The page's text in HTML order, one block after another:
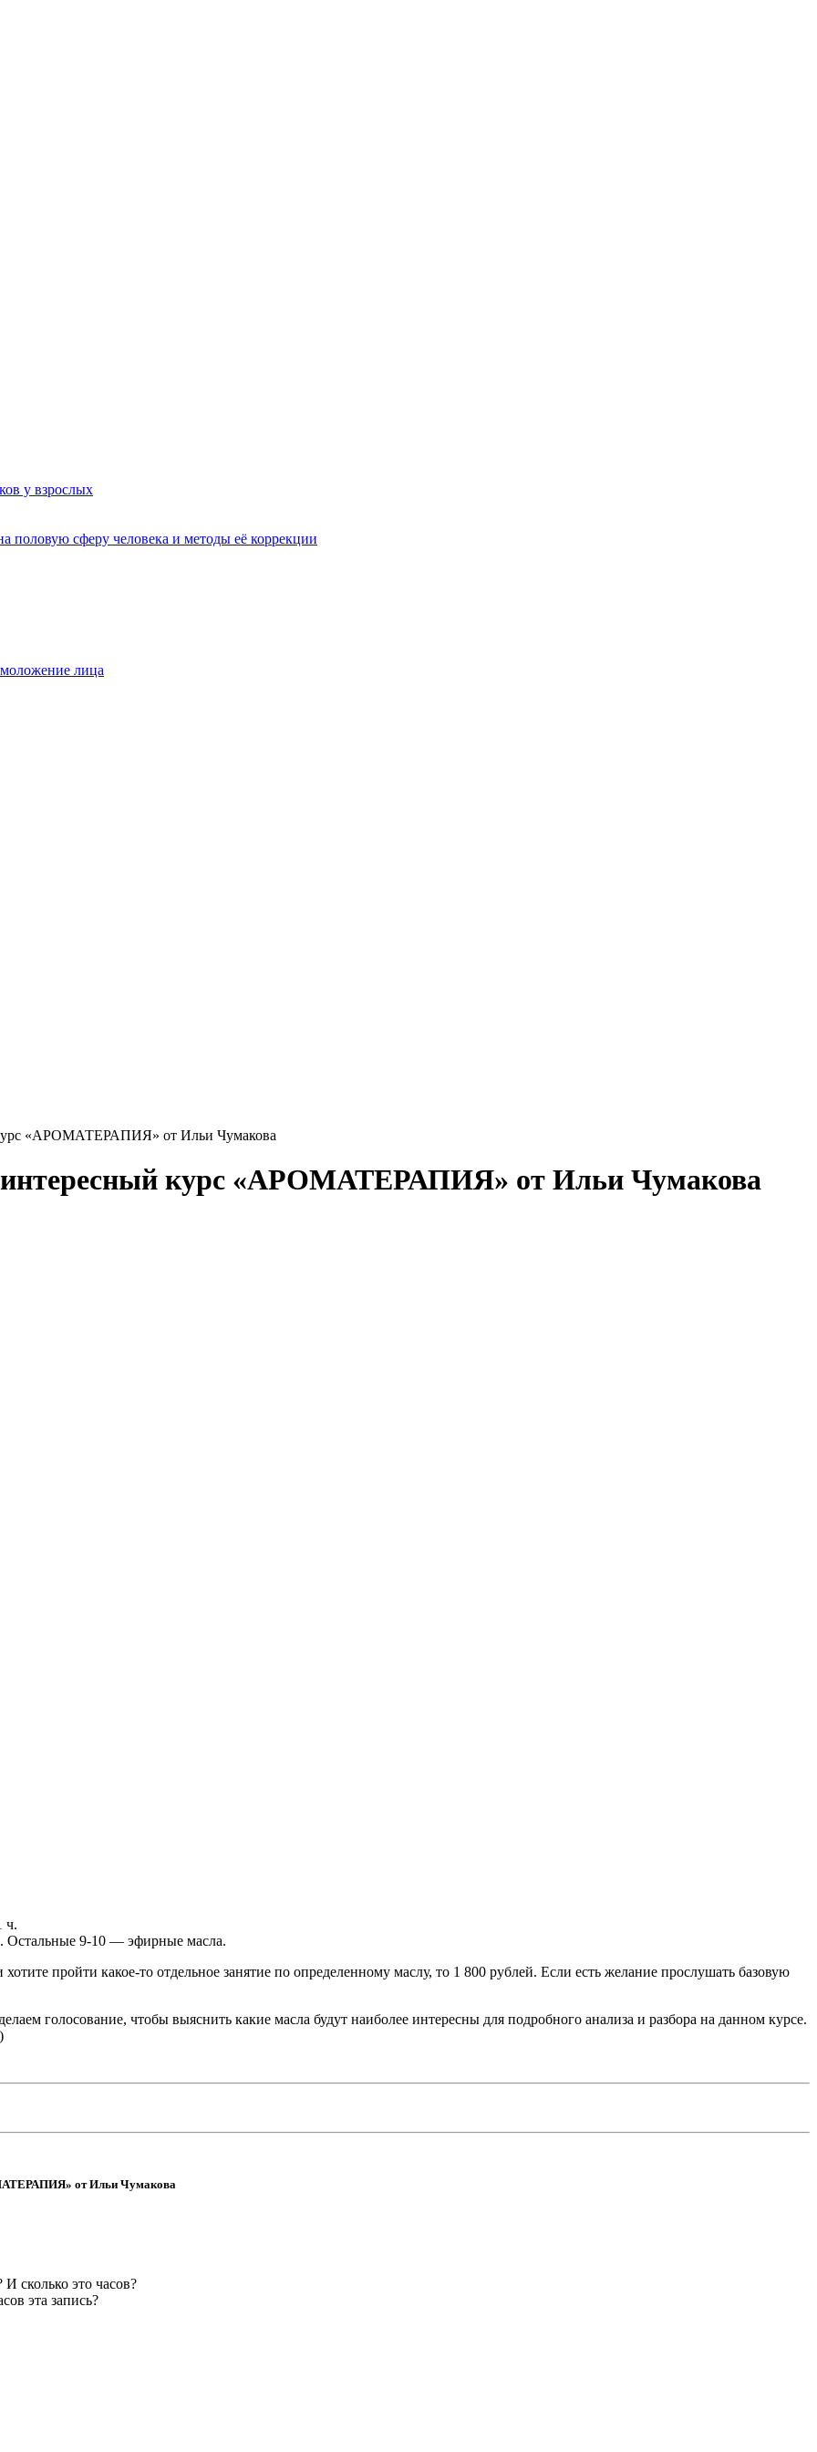
у взрослых
половую сферу человека и методы её коррекции
лица
«АРОМАТЕРАПИЯ» от Ильи Чумакова
курс «АРОМАТЕРАПИЯ» от Ильи Чумакова
ч.
Остальные 9-10 — эфирные масла.
пройти какое-то отдельное занятие по определенному маслу, то 1 800 рублей. Если есть желание прослушать базовую
голосование, чтобы выяснить какие масла будут наиболее интересны для подробного анализа и разбора на данном курсе.
от Ильи Чумакова
сколько это часов?
эта запись?